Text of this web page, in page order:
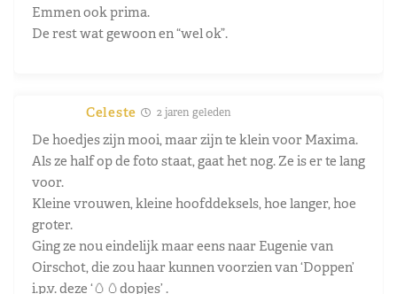
Emmen ook prima.
De rest wat gewoon en “wel ok”.
Celeste 2 jaren geleden
De hoedjes zijn mooi, maar zijn te klein voor Maxima.
Als ze half op de foto staat, gaat het nog. Ze is er te lang
voor.
Kleine vrouwen, kleine hoofddeksels, hoe langer, hoe
groter.
Ging ze nou eindelijk maar eens naar Eugenie van
Oirschot, die zou haar kunnen voorzien van ‘Doppen’
i.p.v. deze ‘🥚🥚dopjes’ .